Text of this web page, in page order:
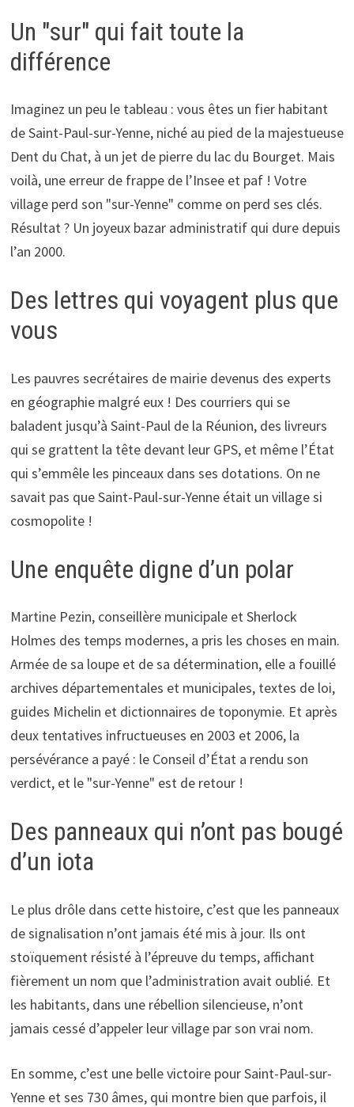
Un "sur" qui fait toute la
différence
Imaginez un peu le tableau : vous êtes un fier habitant
de Saint-Paul-sur-Yenne, niché au pied de la majestueuse
Dent du Chat, à un jet de pierre du lac du Bourget. Mais
voilà, une erreur de frappe de l’Insee et paf ! Votre
village perd son "sur-Yenne" comme on perd ses clés.
Résultat ? Un joyeux bazar administratif qui dure depuis
l’an 2000.
Des lettres qui voyagent plus que
vous
Les pauvres secrétaires de mairie devenus des experts
en géographie malgré eux ! Des courriers qui se
baladent jusqu’à Saint-Paul de la Réunion, des livreurs
qui se grattent la tête devant leur GPS, et même l’État
qui s’emmêle les pinceaux dans ses dotations. On ne
savait pas que Saint-Paul-sur-Yenne était un village si
cosmopolite !
Une enquête digne d’un polar
Martine Pezin, conseillère municipale et Sherlock
Holmes des temps modernes, a pris les choses en main.
Armée de sa loupe et de sa détermination, elle a fouillé
archives départementales et municipales, textes de loi,
guides Michelin et dictionnaires de toponymie. Et après
deux tentatives infructueuses en 2003 et 2006, la
persévérance a payé : le Conseil d’État a rendu son
verdict, et le "sur-Yenne" est de retour !
Des panneaux qui n’ont pas bougé
d’un iota
Le plus drôle dans cette histoire, c’est que les panneaux
de signalisation n’ont jamais été mis à jour. Ils ont
stoïquement résisté à l’épreuve du temps, affichant
fièrement un nom que l’administration avait oublié. Et
les habitants, dans une rébellion silencieuse, n’ont
jamais cessé d’appeler leur village par son vrai nom.
En somme, c’est une belle victoire pour Saint-Paul-sur-
Yenne et ses 730 âmes, qui montre bien que parfois, il